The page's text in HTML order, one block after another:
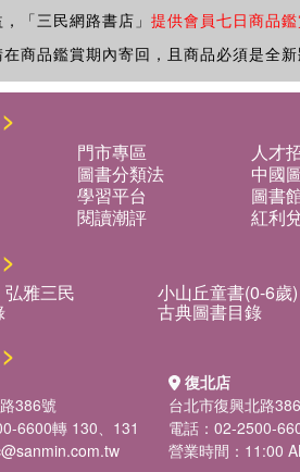
「三民網路書店」 提供會員七日商品
商品鑑賞期內寄回，且商品必須是全
門市專區 人才
圖書分類法 中國
學習平台 圖書
閱讀潮評 紅利
雅三民 小山丘童書(0-6歲)
古典圖書目錄
386號
6600轉 130、131
復北店
台北市復興北路
電話：02-2500-
營業時間：11:00